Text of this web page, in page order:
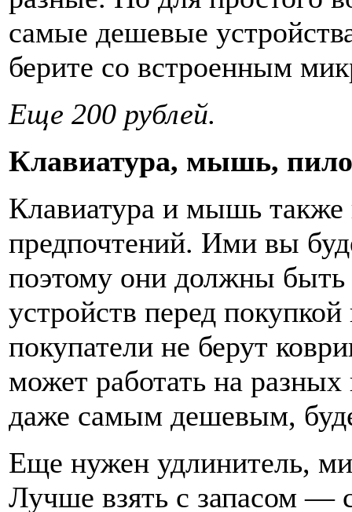
самые дешевые
берите со встроенным
Еще 200 рублей.
Клавиатура, мышь,
Клавиатура и мышь
предпочтений. Ими вы
поэтому они должны
устройств перед
покупатели не берут
может работать на
даже самым дешевым,
Еще нужен удлинитель,
Лучше взять с запасом —